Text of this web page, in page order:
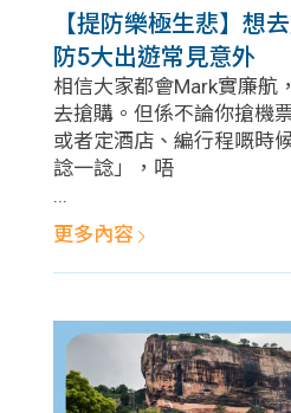
【提防樂極生悲】想
防5大出遊常見意外
相信大家都會Mark實廉航
去搶購。但係不論你搶機
或者定酒店、編行程嘅時
諗一諗」，唔
...
更多內容